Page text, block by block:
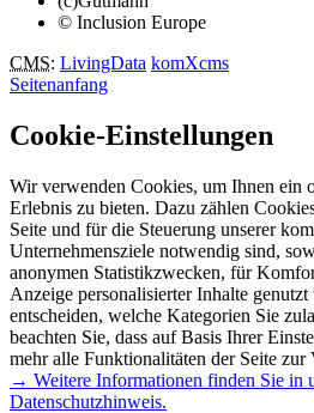
© Inclusion Europe
CMS: LivingData komXcms
Seitenanfang
Cookie-Einstellungen
Wir verwenden Cookies, um Ihnen ein
Erlebnis zu bieten. Dazu zählen
Seite und für die Steuerung unserer
Unternehmensziele notwendig sind,
anonymen Statistikzwecken, für
Anzeige personalisierter Inhalte
entscheiden, welche Kategorien Sie
beachten Sie, dass auf Basis Ihrer
mehr alle Funktionalitäten der Seite zur
→ Weitere Informationen finden Sie in
Datenschutzhinweis.